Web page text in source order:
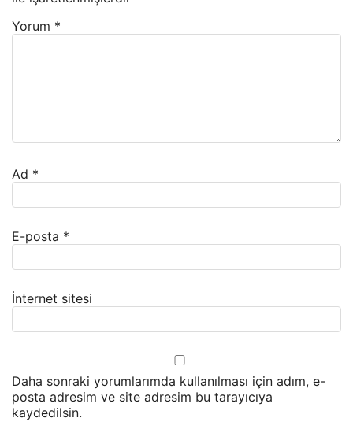
Yorum *
Ad *
E-posta *
İnternet sitesi
Daha sonraki yorumlarımda kullanılması için adım, e-
posta adresim ve site adresim bu tarayıcıya
kaydedilsin.